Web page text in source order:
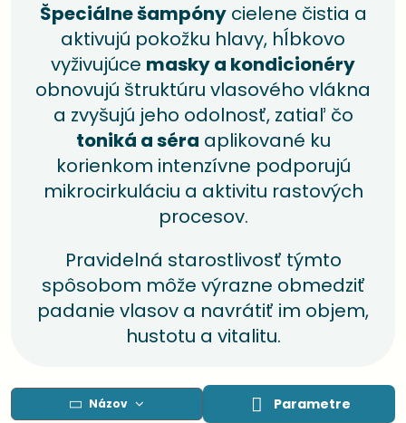
Špeciálne šampónycielene čistia a
aktivujú pokožku hlavy, hĺbkovo
vyživujúce masky a kondicionéry
obnovujú štruktúru vlasového vlákna
a zvyšujú jeho odolnosť, zatiaľ čo
toniká a séra aplikované ku
korienkom intenzívne podporujú
mikrocirkuláciu a aktivitu rastových
procesov.
Pravidelná starostlivosť týmto
spôsobom môže výrazne obmedziť
padanie vlasov a navrátiť im objem,
hustotu a vitalitu.
Názov Parametre